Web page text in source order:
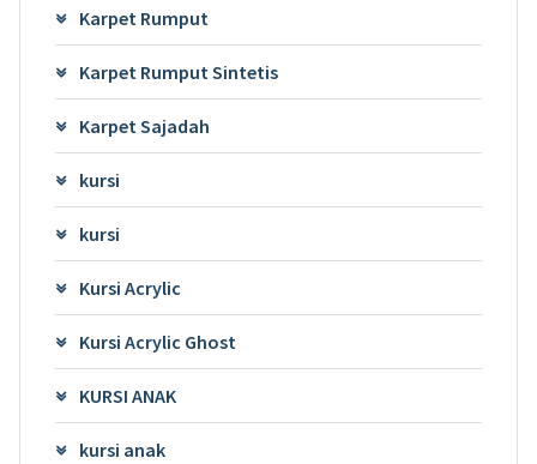
Karpet Rumput
Karpet Rumput Sintetis
Karpet Sajadah
kursi
kursi
Kursi Acrylic
Kursi Acrylic Ghost
KURSI ANAK
kursi anak